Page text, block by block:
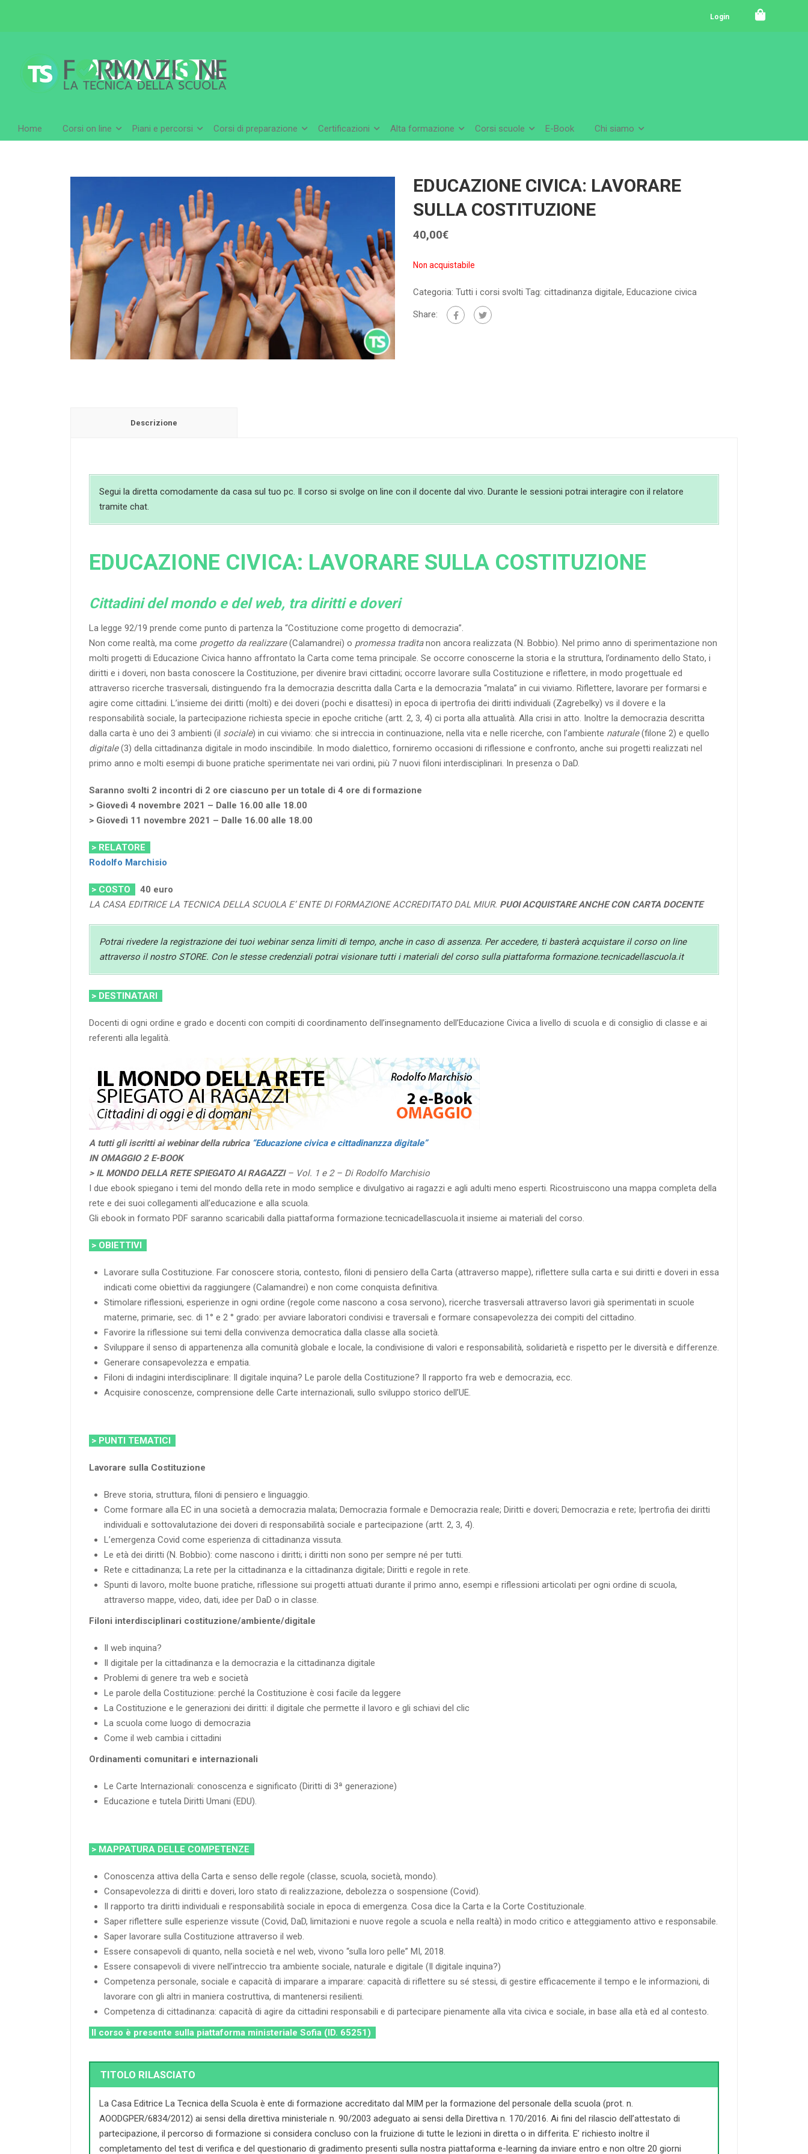
Login
Home Corsi on line Piani e percorsi Corsi di preparazione Certificazioni Alta formazione Corsi scuole E-Book Chi siamo
ACQUISTA
EDUCAZIONE CIVICA: LAVORARE
SULLA COSTITUZIONE
40,00€
Non acquistabile
Categoria: Tutti i corsi svolti Tag: cittadinanza digitale, Educazione civica
Share:
Descrizione
Segui la diretta comodamente da casa sul tuo pc. Il corso si svolge on line con il docente dal vivo. Durante le sessioni potrai interagire con il relatore
tramite chat.
EDUCAZIONE CIVICA: LAVORARE SULLA COSTITUZIONE
Cittadini del mondo e del web, tra diritti e doveri
La legge 92/19 prende come punto di partenza la “Costituzione come progetto di democrazia”.
Non come realtà, ma come progetto da realizzare(Calamandrei) o promessa traditanon ancora realizzata (N. Bobbio). Nel primo anno di sperimentazione non
molti progetti di Educazione Civica hanno affrontato la Carta come tema principale. Se occorre conoscerne la storia e la struttura, l’ordinamento dello Stato, i
diritti e i doveri, non basta conoscere la Costituzione, per divenire bravi cittadini; occorre lavorare sulla Costituzione e riflettere, in modo progettuale ed
attraverso ricerche trasversali, distinguendo fra la democrazia descritta dalla Carta e la democrazia “malata” in cui viviamo. Riflettere, lavorare per formarsi e
agire come cittadini. L’insieme dei diritti (molti) e dei doveri (pochi e disattesi) in epoca di ipertrofia dei diritti individuali (Zagrebelky) vs il dovere e la
responsabilità sociale, la partecipazione richiesta specie in epoche critiche (artt. 2, 3, 4) ci porta alla attualità. Alla crisi in atto. Inoltre la democrazia descritta
dalla carta è uno dei 3 ambienti (il sociale) in cui viviamo: che si intreccia in continuazione, nella vita e nelle ricerche, con l’ambiente naturale(filone 2) e quello
digitale(3) della cittadinanza digitale in modo inscindibile. In modo dialettico, forniremo occasioni di riflessione e confronto, anche sui progetti realizzati nel
primo anno e molti esempi di buone pratiche sperimentate nei vari ordini, più 7 nuovi filoni interdisciplinari. In presenza o DaD.
Saranno svolti 2 incontri di 2 ore ciascuno per un totale di 4 ore di formazione
> Giovedì 4 novembre 2021 – Dalle 16.00 alle 18.00
> Giovedì 11 novembre 2021 – Dalle 16.00 alle 18.00
> RELATORE
Rodolfo Marchisio
> COSTO 40 euro
LA CASA EDITRICE LA TECNICA DELLA SCUOLA E’ ENTE DI FORMAZIONE ACCREDITATO DAL MIUR. PUOI ACQUISTARE ANCHE CON CARTA DOCENTE
Potrai rivedere la registrazione dei tuoi webinar senza limiti di tempo, anche in caso di assenza. Per accedere, ti basterà acquistare il corso on line
attraverso il nostro STORE. Con le stesse credenziali potrai visionare tutti i materiali del corso sulla piattaforma formazione.tecnicadellascuola.it
> DESTINATARI
Docenti di ogni ordine e grado e docenti con compiti di coordinamento dell’insegnamento dell’Educazione Civica a livello di scuola e di consiglio di classe e ai
referenti alla legalità.
A tutti gli iscritti ai webinar della rubrica “Educazione civica e cittadinanzza digitale”
IN OMAGGIO 2 E-BOOK
> IL MONDO DELLA RETE SPIEGATO AI RAGAZZI – Vol. 1 e 2 – Di Rodolfo Marchisio
I due ebook spiegano i temi del mondo della rete in modo semplice e divulgativo ai ragazzi e agli adulti meno esperti. Ricostruiscono una mappa completa della
rete e dei suoi collegamenti all’educazione e alla scuola.
Gli ebook in formato PDF saranno scaricabili dalla piattaforma formazione.tecnicadellascuola.it insieme ai materiali del corso.
> OBIETTIVI
Lavorare sulla Costituzione. Far conoscere storia, contesto, filoni di pensiero della Carta (attraverso mappe), riflettere sulla carta e sui diritti e doveri in essa
indicati come obiettivi da raggiungere (Calamandrei) e non come conquista definitiva.
Stimolare riflessioni, esperienze in ogni ordine (regole come nascono a cosa servono), ricerche trasversali attraverso lavori già sperimentati in scuole
materne, primarie, sec. di 1° e 2 ° grado: per avviare laboratori condivisi e traversali e formare consapevolezza dei compiti del cittadino.
Favorire la riflessione sui temi della convivenza democratica dalla classe alla società.
Sviluppare il senso di appartenenza alla comunità globale e locale, la condivisione di valori e responsabilità, solidarietà e rispetto per le diversità e differenze.
Generare consapevolezza e empatia.
Filoni di indagini interdisciplinare: Il digitale inquina? Le parole della Costituzione? Il rapporto fra web e democrazia, ecc.
Acquisire conoscenze, comprensione delle Carte internazionali, sullo sviluppo storico dell’UE.
> PUNTI TEMATICI
Lavorare sulla Costituzione
Breve storia, struttura, filoni di pensiero e linguaggio.
Come formare alla EC in una società a democrazia malata; Democrazia formale e Democrazia reale; Diritti e doveri; Democrazia e rete; Ipertrofia dei diritti
individuali e sottovalutazione dei doveri di responsabilità sociale e partecipazione (artt. 2, 3, 4).
L’emergenza Covid come esperienza di cittadinanza vissuta.
Le età dei diritti (N. Bobbio): come nascono i diritti; i diritti non sono per sempre né per tutti.
Rete e cittadinanza; La rete per la cittadinanza e la cittadinanza digitale; Diritti e regole in rete.
Spunti di lavoro, molte buone pratiche, riflessione sui progetti attuati durante il primo anno, esempi e riflessioni articolati per ogni ordine di scuola,
attraverso mappe, video, dati, idee per DaD o in classe.
Filoni interdisciplinari costituzione/ambiente/digitale
Il web inquina?
Il digitale per la cittadinanza e la democrazia e la cittadinanza digitale
Problemi di genere tra web e società
Le parole della Costituzione: perché la Costituzione è cosi facile da leggere
La Costituzione e le generazioni dei diritti: il digitale che permette il lavoro e gli schiavi del clic
La scuola come luogo di democrazia
Come il web cambia i cittadini
Ordinamenti comunitari e internazionali
Le Carte Internazionali: conoscenza e significato (Diritti di 3ª generazione)
Educazione e tutela Diritti Umani (EDU).
> MAPPATURA DELLE COMPETENZE
Conoscenza attiva della Carta e senso delle regole (classe, scuola, società, mondo).
Consapevolezza di diritti e doveri, loro stato di realizzazione, debolezza o sospensione (Covid).
Il rapporto tra diritti individuali e responsabilità sociale in epoca di emergenza. Cosa dice la Carta e la Corte Costituzionale.
Saper riflettere sulle esperienze vissute (Covid, DaD, limitazioni e nuove regole a scuola e nella realtà) in modo critico e atteggiamento attivo e responsabile.
Saper lavorare sulla Costituzione attraverso il web.
Essere consapevoli di quanto, nella società e nel web, vivono “sulla loro pelle” MI, 2018.
Essere consapevoli di vivere nell’intreccio tra ambiente sociale, naturale e digitale (Il digitale inquina?)
Competenza personale, sociale e capacità di imparare a imparare: capacità di riflettere su sé stessi, di gestire efficacemente il tempo e le informazioni, di
lavorare con gli altri in maniera costruttiva, di mantenersi resilienti.
Competenza di cittadinanza: capacità di agire da cittadini responsabili e di partecipare pienamente alla vita civica e sociale, in base alla età ed al contesto.
Il corso è presente sulla piattaforma ministeriale Sofia (ID. 65251)
TITOLO RILASCIATO
La Casa Editrice La Tecnica della Scuola è ente di formazione accreditato dal MIM per la formazione del personale della scuola (prot. n.
AOODGPER/6834/2012) ai sensi della direttiva ministeriale n. 90/2003 adeguato ai sensi della Direttiva n. 170/2016. Ai fini del rilascio dell’attestato di
partecipazione, il percorso di formazione si considera concluso con la fruizione di tutte le lezioni in diretta o in differita. E’ richiesto inoltre il
completamento del test di verifica e del questionario di gradimento presenti sulla nostra piattaforma e-learning da inviare entro e non oltre 20 giorni